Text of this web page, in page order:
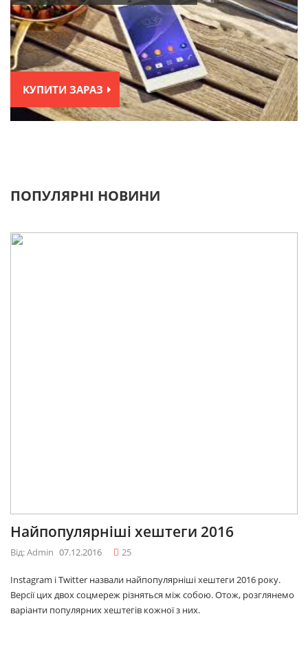
КУПИТИ ЗАРАЗ
ПОПУЛЯРНІ НОВИНИ
Найпопулярніші хештеги 2016
Від: Admin 07.12.2016 25
Instagram і Twitter назвали найпопулярніші хештеги 2016 року.
Версії цих двох соцмереж різняться між собою. Отож, розглянемо
варіанти популярних хештегів кожної з них.